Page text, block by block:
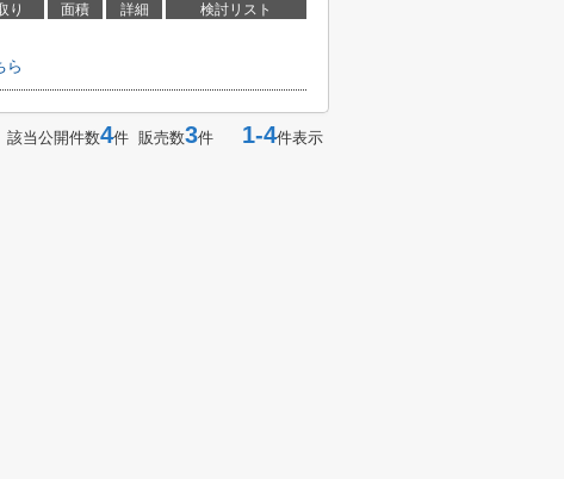
り 面積 詳細 検討リスト
ら
該当公開件数4件 販売数3件 1-4件表示